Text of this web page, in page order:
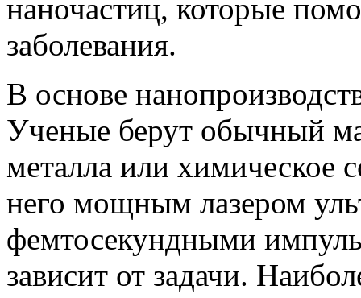
наночастиц, которые
заболевания.
В основе
Ученые берут обычный
металла или химическое
него мощным лазером
фемтосекундными
зависит от задачи.